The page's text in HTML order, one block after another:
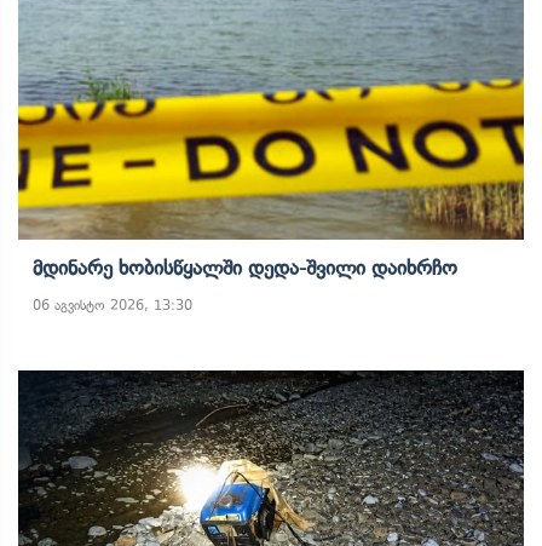
Მდინარე Ხობისწყალში Დედა-Შვილი Დაიხრჩო
06 აგვისტო 2026, 13:30